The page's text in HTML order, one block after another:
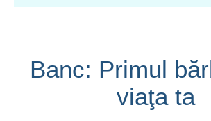
Banc: Primul
viaţa ta